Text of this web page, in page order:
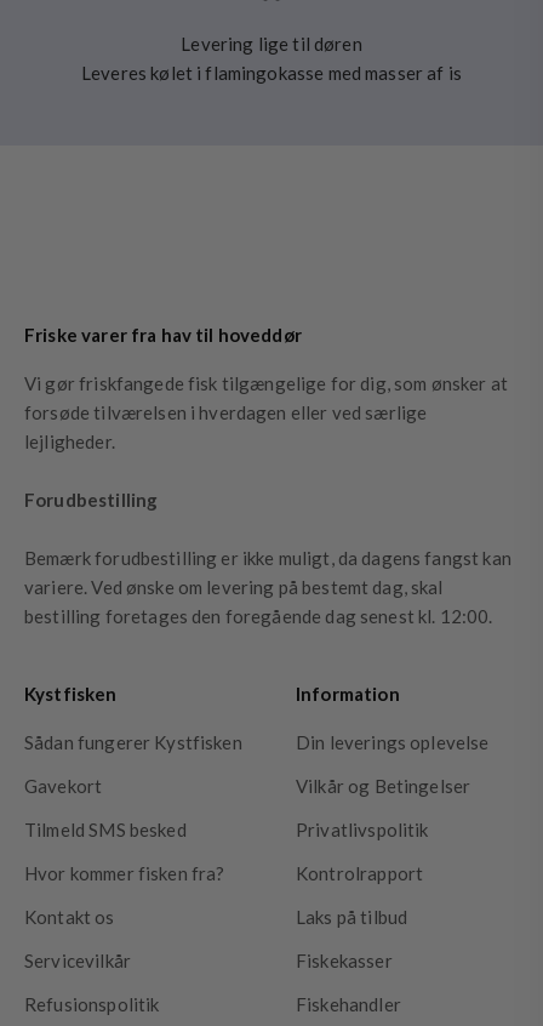
Levering lige til døren
Leveres kølet i flamingokasse med masser af is
Friske varer fra hav til hoveddør
Vi gør friskfangede fisk tilgængelige for dig, som ønsker at
forsøde tilværelsen i hverdagen eller ved særlige
lejligheder.
Forudbestilling
Bemærk forudbestilling er ikke muligt, da dagens fangst kan
variere. Ved ønske om levering på bestemt dag, skal
bestilling foretages den foregående dag senest kl. 12:00.
Kystfisken
Sådan fungerer Kystfisken
Gavekort
Tilmeld SMS besked
Hvor kommer fisken fra?
Kontakt os
Servicevilkår
Refusionspolitik
Information
Din leverings oplevelse
Vilkår og Betingelser
Privatlivspolitik
Kontrolrapport
Laks på tilbud
Fiskekasser
Fiskehandler